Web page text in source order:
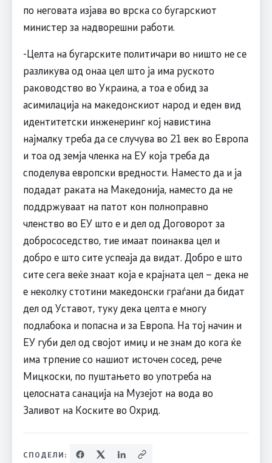
по неговата изјава во врска со бугарскиот
министер за надворешни работи.
-Целта на бугарските политичари во ништо не се
разликува од онаа цел што ја има руското
раководство во Украина, а тоа е обид за
асимилација на македонскиот народ и еден вид
идентитетски инженеринг кој навистина
најмалку треба да се случува во 21 век во Европа
и тоа од земја членка на ЕУ која треба да
споделува европски вредности. Наместо да и ја
подадат раката на Македонија, наместо да не
поддржуваат на патот кон полноправно
членство во ЕУ што е и дел од Договорот за
добрососедство, тие имаат поинаква цел и
добро е што сите успеаја да видат. Добро е што
сите сега веќе знаат која е крајната цел – дека не
е неколку стотини македонски граѓани да бидат
дел од Уставот, туку дека целта е многу
подлабока и попасна и за Европа. На тој начин и
ЕУ губи дел од својот имиџ и не знам до кога ќе
има трпение со нашиот источен сосед, рече
Мицкоски, по пуштањето во употреба на
целосната санација на Музејот на вода во
Заливот на Коските во Охрид.
СПОДЕЛИ: